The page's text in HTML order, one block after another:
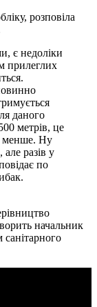
розповіла
є недоліки
прилеглих
даного
метрів, це
менше. Ну
разів у
по
начальник